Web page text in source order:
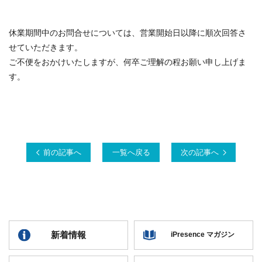
休業期間中のお問合せについては、営業開始日以降に順次回答さ
せていただきます。
ご不便をおかけいたしますが、何卒ご理解の程お願い申し上げま
す。
前の記事へ 一覧へ戻る 次の記事へ
新着情報 iPresence マガジン